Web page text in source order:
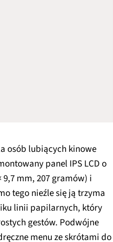
osób lubiących kinowe
panel IPS LCD o
9,7 mm, 207 gramów) i
tego nieźle się ją trzyma
linii papilarnych, który
gestów. Podwójne
menu ze skrótami do